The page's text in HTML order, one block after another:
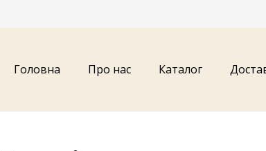
Головна Про нас Каталог